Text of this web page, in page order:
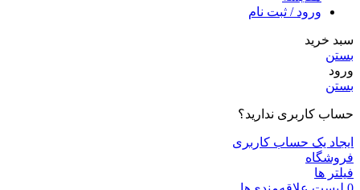
ورود / ثبت نام
سبد خرید
بستن
ورود
بستن
حساب کاربری ندارید؟
ایجاد یک حساب کاربری
فروشگاه
فیلتر ها